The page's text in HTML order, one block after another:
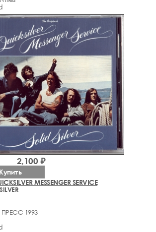
MESSENGER SERVICE
1993
2,100 ₽
Купить